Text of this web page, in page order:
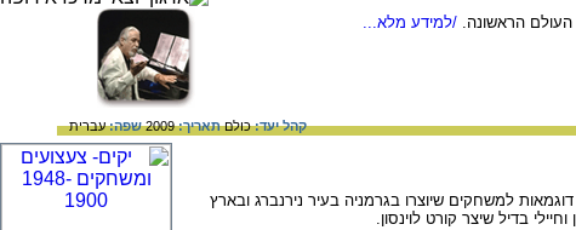
הראשונה. /למידע מלא...
קהל יעד:כולםתאריך:2009 שפה:עברית
למשחקים שיוצרו בגרמניה בעיר נירנברג ובארץ
בדיל שיצר קורט לוינסון.